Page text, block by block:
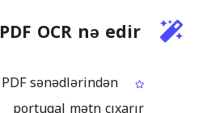
OCR nə edir?
sənədlərindən